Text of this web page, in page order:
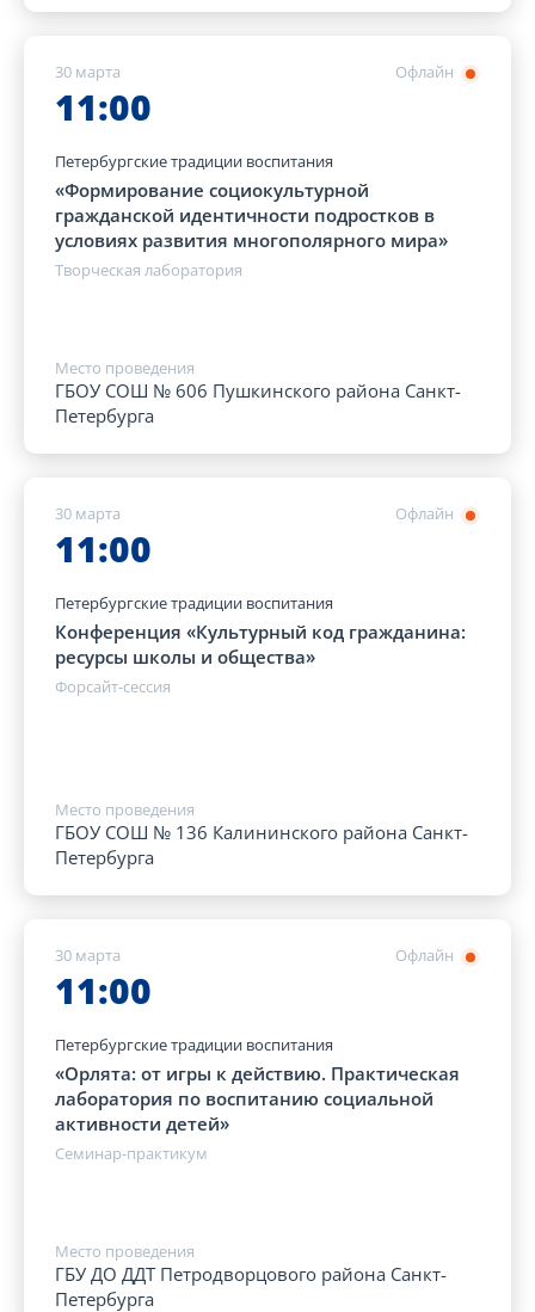
Офлайн
30 марта
11:00
Петербургские традиции воспитания
«Формирование социокультурной
гражданской идентичности подростков в
условиях развития многополярного мира»
Творческая лаборатория
Место проведения
ГБОУ СОШ № 606 Пушкинского района Санкт-
Петербурга
Офлайн
30 марта
11:00
Петербургские традиции воспитания
Конференция «Культурный код гражданина:
ресурсы школы и общества»
Форсайт-сессия
Место проведения
ГБОУ СОШ № 136 Калининского района Санкт-
Петербурга
Офлайн
30 марта
11:00
Петербургские традиции воспитания
«Орлята: от игры к действию. Практическая
лаборатория по воспитанию социальной
активности детей»
Семинар-практикум
Место проведения
ГБУ ДО ДДТ Петродворцового района Санкт-
Петербурга